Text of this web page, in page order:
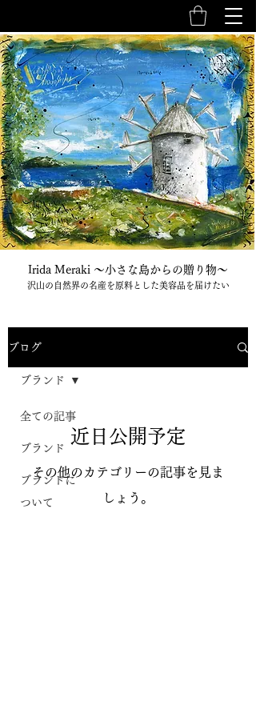
Irida Meraki 〜小さな島からの贈り物〜
沢山の自然界の名産を原料とした美容品を届けたい
ブログ
全ての記事
ブランド
ブランドに
ついて
ブランド
近日公開予定
その他のカテゴリーの記事を見ま
しょう。